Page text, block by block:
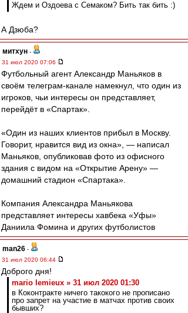
Ждем и Оздоева с Семаком? Бить так бить :)
А Дзюба?
митхун -
31 июл 2020 07:06
Футбольный агент Александр Маньяков в
своём телеграм-канале намекнул, что один из
игроков, чьи интересы он представляет,
перейдёт в «Спартак».
«Один из наших клиентов прибыл в Москву.
Говорит, нравится вид из окна», — написал
Маньяков, опубликовав фото из офисного
здания с видом на «Открытие Арену» —
домашний стадион «Спартака».
Компания Александра Маньякова
представляет интересы хавбека «Уфы»
Даниила Фомина и других футболистов
man26 -
31 июл 2020 06:44
Доброго дня!
mario lemieux » 31 июл 2020 01:30
в Коконтракте ничего такокого не прописано
про запрет на участие в матчах против своих
бывших?